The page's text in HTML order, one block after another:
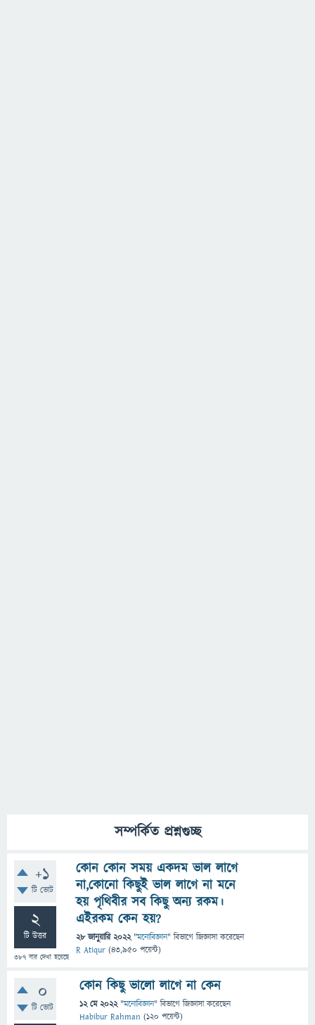
সম্পর্কিত প্রশ্নগুচ্ছ
+1
টি ভোট
2
টি উত্তর
387 বার দেখা হয়েছে
কোন কোন সময় একদম ভাল লাগে
না,কোনো কিছুই ভাল লাগে না মনে
হয় পৃথিবীর সব কিছু অন্য রকম।
এইরকম কেন হয়?
28 জানুয়ারি 2022 "মনোবিজ্ঞান" বিভাগে জিজ্ঞাসাকরেছেন
R Atiqur (43,950 পয়েন্ট)
0
টি ভোট
কোন কিছু ভালো লাগে না কেন
12 মে 2022 "মনোবিজ্ঞান" বিভাগে জিজ্ঞাসাকরেছেন
Habibur Rahman (120 পয়েন্ট)